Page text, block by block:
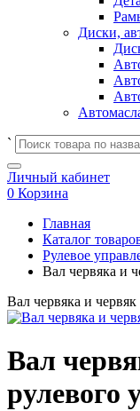
Диски,
`
Личный кабинет
0 Корзина
Главная
Каталог
Рулевое
Вал червяка и
Вал червяка и
Вал
рулевого